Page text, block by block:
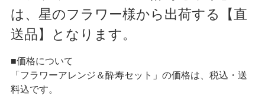
は、星のフラワー様から出荷する【直
送品】となります。
■価格について
「フラワーアレンジ＆酔寿セット」の価格は、税込・送
料込です。